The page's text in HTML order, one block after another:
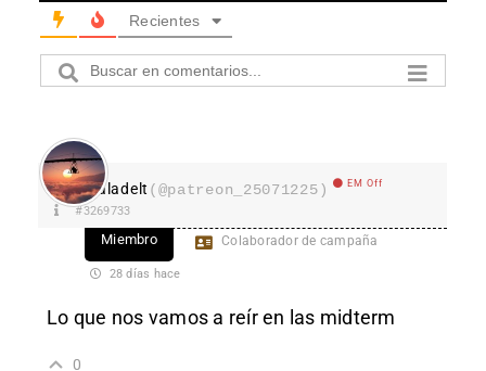
Recientes
aladelt (@patreon_25071225) EM Off
#3269733
Miembro Colaborador de campaña
28 días hace
Lo que nos vamos a reír en las midterm
0